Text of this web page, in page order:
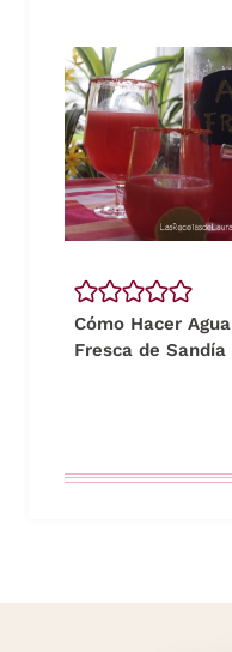
Cómo Hacer Agua
Fresca de Sandía